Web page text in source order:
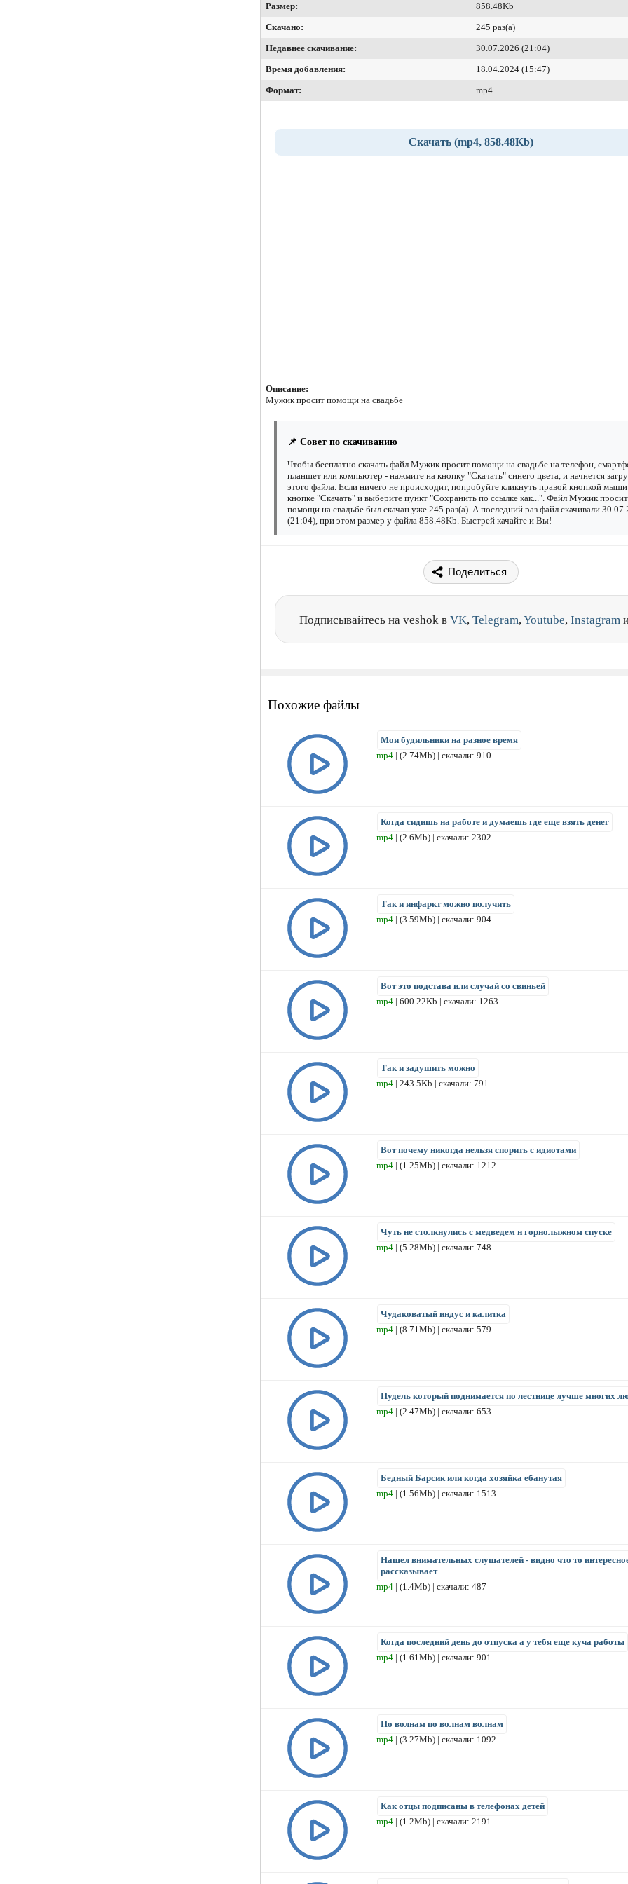
Размер:
858.48Kb
Скачано:
245 раз(а)
Недавнее скачивание:
30.07.2026 (21:04)
Время добавления:
18.04.2024 (15:47)
Формат:
mp4
Скачать (mp4, 858.48Kb)
Описание:
Мужик просит помощи на свадьбе
📌 Совет по скачиванию
Чтобы бесплатно скачать файл Мужик просит помощи на свадьбе на телефон,
планшет или компьютер - нажмите на кнопку "Скачать" синего цвета, и начнется
этого файла. Если ничего не происходит, попробуйте кликнуть правой кнопкой
кнопке "Скачать" и выберите пункт "Сохранить по ссылке как...". Файл Мужик просит
помощи на свадьбе был скачан уже 245 раз(а). А последний раз файл скачивали
(21:04), при этом размер у файла 858.48Kb. Быстрей качайте и Вы!
Поделиться
Подписывайтесь на veshok в VK, Telegram,Youtube, Instagram
Похожие файлы
Мои будильники на разное время
mp4 | (2.74Mb) | скачали: 910
Когда сидишь на работе и думаешь где еще взять денег
mp4 | (2.6Mb) | скачали: 2302
Так и инфаркт можно получить
mp4 | (3.59Mb) | скачали: 904
Вот это подстава или случай со свиньей
mp4 | 600.22Kb | скачали: 1263
Так и задушить можно
mp4 | 243.5Kb | скачали: 791
Вот почему никогда нельзя спорить с идиотами
mp4 | (1.25Mb) | скачали: 1212
Чуть не столкнулись с медведем н горнолыжном спуске
mp4 | (5.28Mb) | скачали: 748
Чудаковатый индус и калитка
mp4 | (8.71Mb) | скачали: 579
Пудель который поднимается по лестнице лучше многих
mp4 | (2.47Mb) | скачали: 653
Бедный Барсик или когда хозяйка ебанутая
mp4 | (1.56Mb) | скачали: 1513
Нашел внимательных слушателей - видно что то
рассказывает
mp4 | (1.4Mb) | скачали: 487
Когда последний день до отпуска а у тебя еще куча работы
mp4 | (1.61Mb) | скачали: 901
По волнам по волнам волнам
mp4 | (3.27Mb) | скачали: 1092
Как отцы подписаны в телефонах детей
mp4 | (1.2Mb) | скачали: 2191